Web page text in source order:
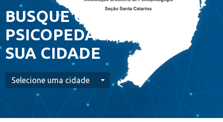
BUSQUE O
PSICOPEDAGOGO DE
SUA CIDADE